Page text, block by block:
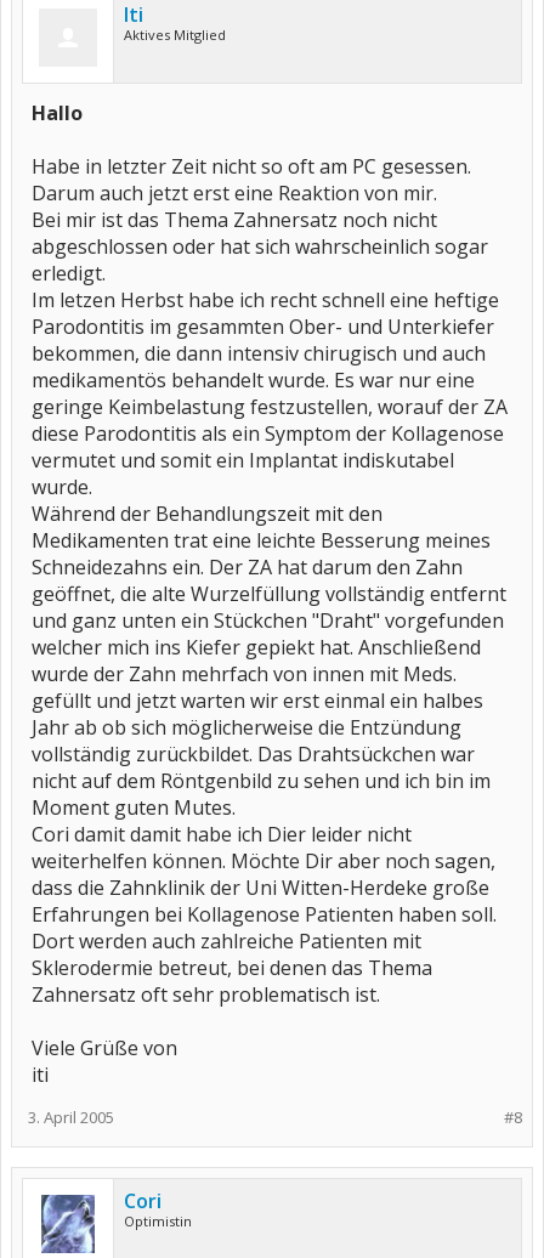
Iti
Aktives Mitglied
Hallo
Habe in letzter Zeit nicht so oft am PC gesessen.
Darum auch jetzt erst eine Reaktion von mir.
Bei mir ist das Thema Zahnersatz noch nicht
abgeschlossen oder hat sich wahrscheinlich sogar
erledigt.
Im letzen Herbst habe ich recht schnell eine heftige
Parodontitis im gesammten Ober- und Unterkiefer
bekommen, die dann intensiv chirugisch und auch
medikamentös behandelt wurde. Es war nur eine
geringe Keimbelastung festzustellen, worauf der ZA
diese Parodontitis als ein Symptom der Kollagenose
vermutet und somit ein Implantat indiskutabel
wurde.
Während der Behandlungszeit mit den
Medikamenten trat eine leichte Besserung meines
Schneidezahns ein. Der ZA hat darum den Zahn
geöffnet, die alte Wurzelfüllung vollständig entfernt
und ganz unten ein Stückchen "Draht" vorgefunden
welcher mich ins Kiefer gepiekt hat. Anschließend
wurde der Zahn mehrfach von innen mit Meds.
gefüllt und jetzt warten wir erst einmal ein halbes
Jahr ab ob sich möglicherweise die Entzündung
vollständig zurückbildet. Das Drahtsückchen war
nicht auf dem Röntgenbild zu sehen und ich bin im
Moment guten Mutes.
Cori damit damit habe ich Dier leider nicht
weiterhelfen können. Möchte Dir aber noch sagen,
dass die Zahnklinik der Uni Witten-Herdeke große
Erfahrungen bei Kollagenose Patienten haben soll.
Dort werden auch zahlreiche Patienten mit
Sklerodermie betreut, bei denen das Thema
Zahnersatz oft sehr problematisch ist.
Viele Grüße von
iti
#8
3. April 2005
Cori
Optimistin